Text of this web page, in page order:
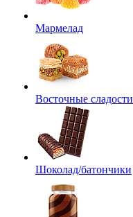
Мармелад
Восточные сладости
Шоколад/батончики